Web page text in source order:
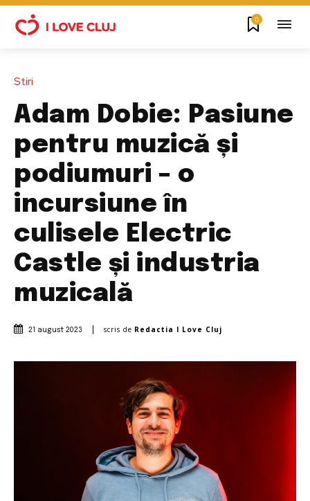
0
Stiri
Adam Dobie: Pasiune
pentru muzică și
podiumuri – o
incursiune în
culisele Electric
Castle și industria
muzicală
21 august 2023 scris de Redactia I Love Cluj